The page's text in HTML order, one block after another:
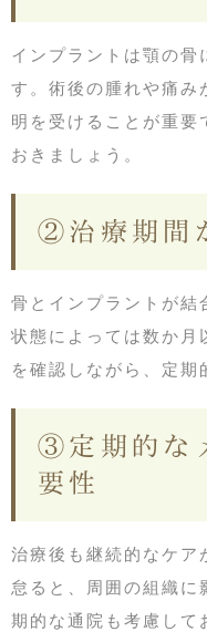
インプラントは顎の骨
す。術後の腫れや痛み
明を受けることが重要
おきましょう。
②治療期間
骨とインプラントが結
状態によっては数か月
を確認しながら、定期
③定期的な
要性
治療後も継続的なケア
怠ると、周囲の組織に
期的な通院も考慮して